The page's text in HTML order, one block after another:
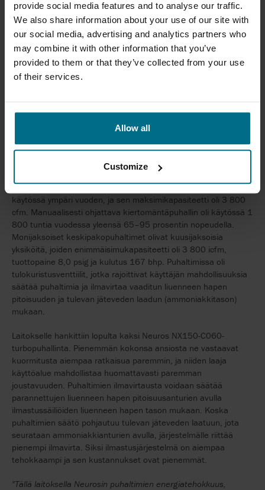
provide social media features and to analyse our traffic.
We also share information about your use of our site with
our social media, advertising and analytics partners who
may combine it with other information that you’ve
provided to them or that they’ve collected from your use
of their services.
Allow all
Customize
Neuros-turbopuhaltimien käyttökohteet eivät rajoitu suuriin
laitoksiin. Eräällä pienemmällä laitoksella aktiivilietteen
ilmastusjärjestelmän osuus sähkön kokonaiskulutuksesta oli
noin 38 %. Käytössä olevan puhaltimen ja erilaisten
nykyaikaisten puhaltimien vertailun jälkeen vanha järjestelmä
pienentää energiakustannuksia päivittämällä koko
ilmastusjärjestelmä. Tämä tarkoitti myös ilmavirran
täsmäämistä hapentarpeen kanssa niin, että energiaa kuluisi
Tuolloin laitoksella oli käytössä kaksi monijaksoista
keskipakopuhallinta ja yksi taajuusmuuttajalla varustettu
kiertomäntäpuhallin. Yksi monijaksoinen puhallin oli jatkuvassa
käytössä ympäri vuoden, ja sen maksimikapasiteetti oli 3 800
cfm. Manuaalisesti ohjattava kiertomäntäpuhallin oli käytössä 1
800 tuntia vuodessa yleensä 65–95 prosentin nopeudella.
Monijaksoiset keskipakopuhaltimet olivat kuusijaksoisia
yksiköitä, joiden enimmäisimukapasiteetti oli 3 800 icfm,
tuottopaine 8,0 psig ja kulutus 167 bhp. Puhaltimissa oli
tulokuristusventtiilit, jotka rajoittivat käyttäjän mahdollisuuksia
säätää puhaltimia ja ilmavirtaa vaaditun liuenneen hapen
pitoisuuden ja tulevan jäteveden laadun (ammoniakkitason)
mukaan.
Laitokselle hankittiin lopulta kaksi Neuros NX150-C060-
turbopuhallinta. Pienemmän kokonsa ansiosta ne vastaavat
kuormitusta aiempaa ratkaisua paremmin, ja niiden laaja
käyttöalue mahdollistaa huomattavasti paremman
joustavuuden. Puhaltimien ilmavirtausta voidaan säätää
parannettujen liuenneen hapen pitoisuusanturien avulla
ilmastussäiliöiden liuenneen hapen tason mukaan. Koska
puhaltimien säätö pohjautuu tulevan jäteveden laatuun, jota
seurataan ammoniakkianturien avulla, järjestelmälle riittää
pienempi ilmavirta. Siksi ilmastusjärjestelmä on aiempaa
tehokkaampi ja sen kustannukset ovat pienemmät.
"Tällä laitoksella Neurosin puhaltimien energiatehokkuus,